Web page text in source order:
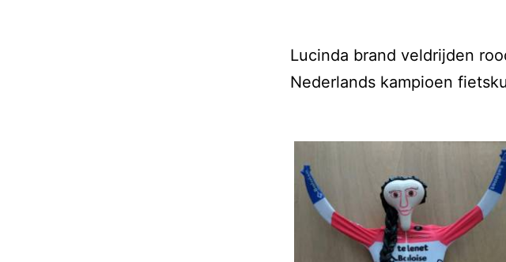
Lucinda brand veldrijden
Nederlands kampioen